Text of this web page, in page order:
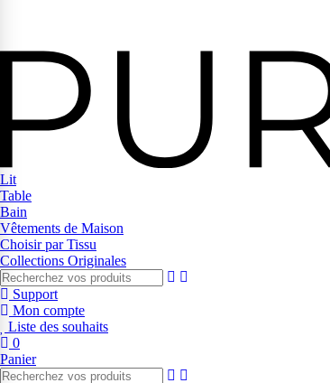
Lit
Table
Bain
Vêtements de Maison
Choisir par Tissu
Collections Originales
Support
Mon compte
Liste des souhaits
0
Panier